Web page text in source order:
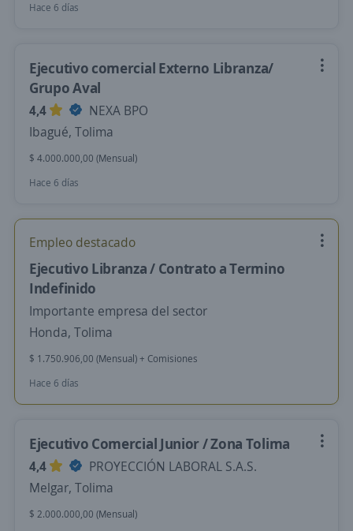
Hace 6 días
Ejecutivo comercial Externo Libranza/
Grupo Aval
4,4
NEXA BPO
Ibagué, Tolima
$ 4.000.000,00 (Mensual)
Hace 6 días
Empleo destacado
Ejecutivo Libranza / Contrato a Termino
Indefinido
Importante empresa del sector
Honda, Tolima
$ 1.750.906,00 (Mensual) + Comisiones
Hace 6 días
Ejecutivo Comercial Junior / Zona Tolima
4,4
PROYECCIÓN LABORAL S.A.S.
Melgar, Tolima
$ 2.000.000,00 (Mensual)